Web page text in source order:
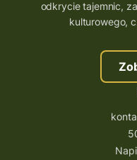
szkolenie
szkolenie questing
ścieżka
questujwpolsce
odkrycie tajemnic,
kulturowego,